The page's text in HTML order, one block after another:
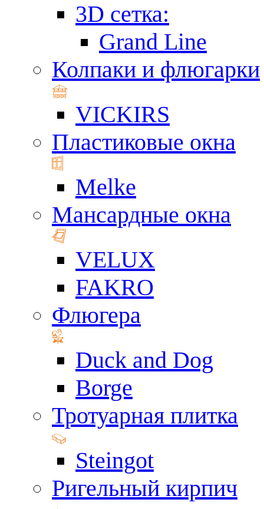
3D сетка:
Grand Line
Колпаки и флюгарки
VICKIRS
Пластиковые окна
Melke
Мансардные окна
VELUX
FAKRO
Флюгера
Duck and Dog
Borge
Тротуарная плитка
Steingot
Ригельный кирпич